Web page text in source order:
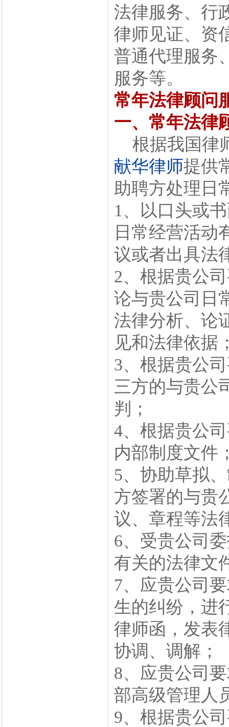
法律服务、行
律师见证、资
普通代理服务
服务等。
常年法律顾问
一、常年法律
根据我国律
献华律师提供
助聘方处理日
1、以口头或
日常经营活动
议或者出具法
2、根据贵公
论与贵公司日
法律分析、论
见和法律依据
3、根据贵公
三方的与贵公
判；
4、根据贵公
内部制度文件
5、协助草拟
方签署的与贵
议、章程等法
6、受贵公司
有关的法律文
7、应贵公司
生的纠纷，进
律师函，发表
协调、调解；
8、应贵公司
部高级管理人
9、根据贵公